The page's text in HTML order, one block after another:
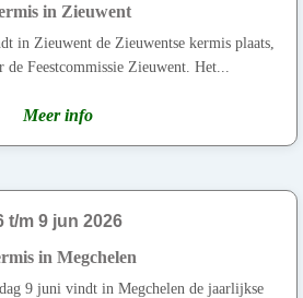
in Zieuwent
in Zieuwent de Zieuwentse kermis plaats,
de Feestcommissie Zieuwent. Het...
Meer info
t/m 9 jun 2026
in Megchelen
9 juni vindt in Megchelen de jaarlijkse